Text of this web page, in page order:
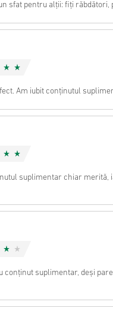
sfat pentru alții: fiți răbdători,
Am iubit conținutul
suplimentar chiar
conținut suplimentar, deși